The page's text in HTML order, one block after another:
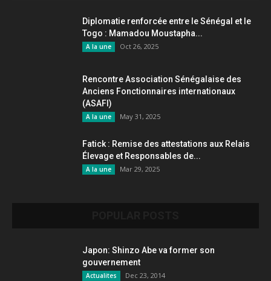
Diplomatie renforcée entre le Sénégal et le
Togo : Mamadou Moustapha...
A la une Oct 26, 2025
Rencontre Association Sénégalaise des
Anciens Fonctionnaires internationaux
(ASAFI)
A la une May 31, 2025
Fatick : Remise des attestations aux Relais
Élevage et Responsables de...
A la une Mar 29, 2025
Japon: Shinzo Abe va former son
gouvernement
Actualites Dec 23, 2014